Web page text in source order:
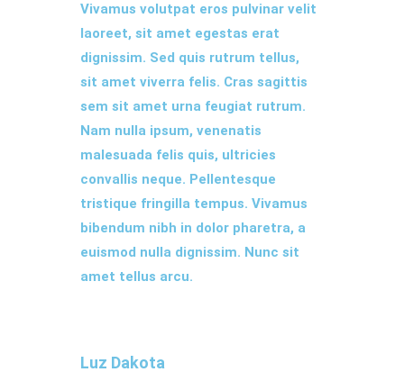
Vivamus volutpat eros pulvinar velit
laoreet, sit amet egestas erat
dignissim. Sed quis rutrum tellus,
sit amet viverra felis. Cras sagittis
sem sit amet urna feugiat rutrum.
Nam nulla ipsum, venenatis
malesuada felis quis, ultricies
convallis neque. Pellentesque
tristique fringilla tempus. Vivamus
bibendum nibh in dolor pharetra, a
euismod nulla dignissim. Nunc sit
amet tellus arcu.
Luz Dakota